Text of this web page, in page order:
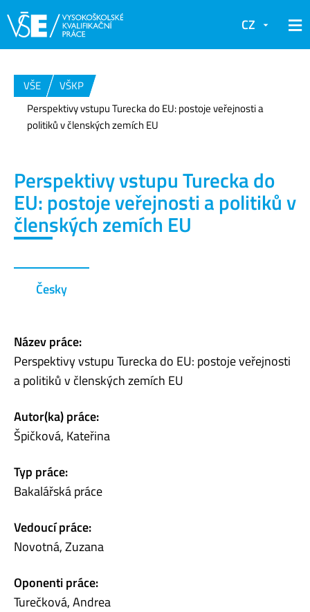
CZ
VŠE
VŠKP
Perspektivy vstupu Turecka do EU: postoje veřejnosti a
politiků v členských zemích EU
Perspektivy vstupu Turecka do
EU: postoje veřejnosti a politiků v
členských zemích EU
Česky
Název práce:
Perspektivy vstupu Turecka do EU: postoje veřejnosti
a politiků v členských zemích EU
Autor(ka) práce:
Špičková, Kateřina
Typ práce:
Bakalářská práce
Vedoucí práce:
Novotná, Zuzana
Oponenti práce:
Turečková, Andrea